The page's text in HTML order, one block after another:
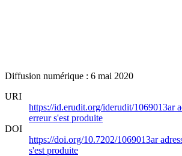
Diffusion numérique : 6 mai 2020
URI
https://id.erudit.org/iderudit/1069013ar
erreur s'est produite
DOI
https://doi.org/10.7202/1069013ar
s'est produite